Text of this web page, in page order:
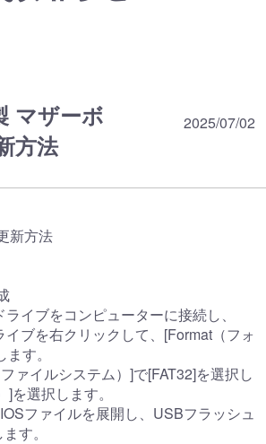
マザーボ
方法
2025/07/02
新方法
イブをコンピューターに接続し、
ブを右クリックして、[Format（フォ
す。
イルシステム）]で[FAT32]を選択し
を選択します。
ファイルを展開し、USBフラッシュ
す。